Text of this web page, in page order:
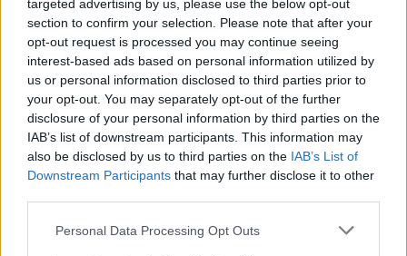
targeted advertising by us, please use the below opt-out
section to confirm your selection. Please note that after your
opt-out request is processed you may continue seeing
interest-based ads based on personal information utilized by
us or personal information disclosed to third parties prior to
your opt-out. You may separately opt-out of the further
disclosure of your personal information by third parties on the
IAB’s list of downstream participants. This information may
also be disclosed by us to third parties on the IAB’s List of
Downstream Participants that may further disclose it to other
Please note that this website/app uses one or more Google
Personal Data Processing Opt Outs
guardaroba che ha rivoluzionato la sartoria
maschile. Con completi leggeri, camicie preppy e
un trench in cashmere, il film ha catapultato
Armani alla ribalta internazionale.0
Julian Kaye, il personaggio interpretato da Richard
Gere nel film di Paul Schrader, incarna l’eleganza e
guardaroba che ha rivoluzionato la sartoria